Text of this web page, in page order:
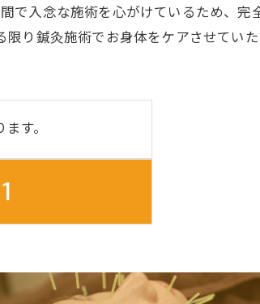
で入念な施術を心がけているため、完
り鍼灸施術でお身体をケアさせてい
す。